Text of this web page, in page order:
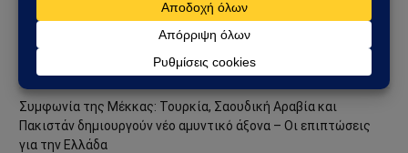
ανεξήγητες καταγραφές UAP βγαίνουν στο φως
Ισπανία – Ιταλία: Συνοριακοί έλεγχοι, μεταναστευτική κρίση
στη Θέουτα και νέο ρήγμα στην Ευρώπη
Συμφωνία της Μέκκας: Τουρκία, Σαουδική Αραβία και
Πακιστάν δημιουργούν νέο αμυντικό άξονα – Οι επιπτώσεις
για την Ελλάδα